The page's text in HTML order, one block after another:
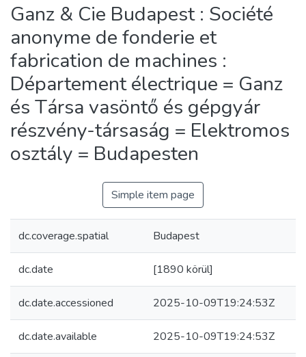
Statistics
About us
Ganz & Cie Budapest : Société
anonyme de fonderie et
fabrication de machines :
Département électrique = Ganz
és Társa vasöntő és gépgyár
részvény-társaság = Elektromos
osztály = Budapesten
Simple item page
dc.coverage.spatial Budapest
dc.date [1890 körül]
dc.date.accessioned 2025-10-09T19:24:53Z
dc.date.available 2025-10-09T19:24:53Z